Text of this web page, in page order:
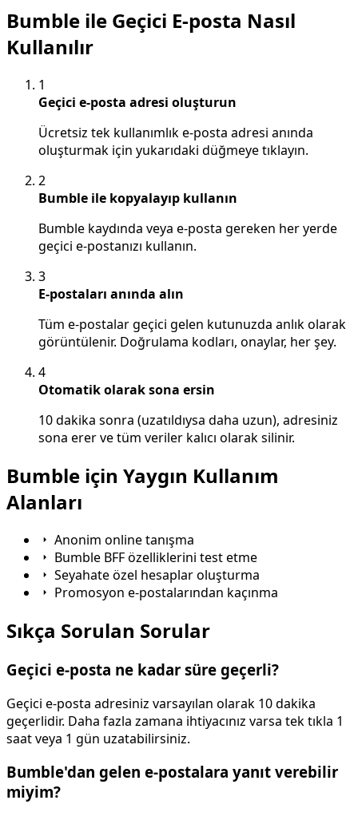
Bumble ile Geçici E-posta Nasıl
Kullanılır
1
Geçici e-posta adresi oluşturun
Ücretsiz tek kullanımlık e-posta adresi anında
oluşturmak için yukarıdaki düğmeye tıklayın.
2
Bumble ile kopyalayıp kullanın
Bumble kaydında veya e-posta gereken her yerde
geçici e-postanızı kullanın.
3
E-postaları anında alın
Tüm e-postalar geçici gelen kutunuzda anlık olarak
görüntülenir. Doğrulama kodları, onaylar, her şey.
4
Otomatik olarak sona ersin
10 dakika sonra (uzatıldıysa daha uzun), adresiniz
sona erer ve tüm veriler kalıcı olarak silinir.
Bumble için Yaygın Kullanım
Alanları
Anonim online tanışma
Bumble BFF özelliklerini test etme
Seyahate özel hesaplar oluşturma
Promosyon e-postalarından kaçınma
Sıkça Sorulan Sorular
Geçici e-posta ne kadar süre geçerli?
Geçici e-posta adresiniz varsayılan olarak 10 dakika
geçerlidir. Daha fazla zamana ihtiyacınız varsa tek tıkla 1
saat veya 1 gün uzatabilirsiniz.
Bumble'dan gelen e-postalara yanıt verebilir
miyim?